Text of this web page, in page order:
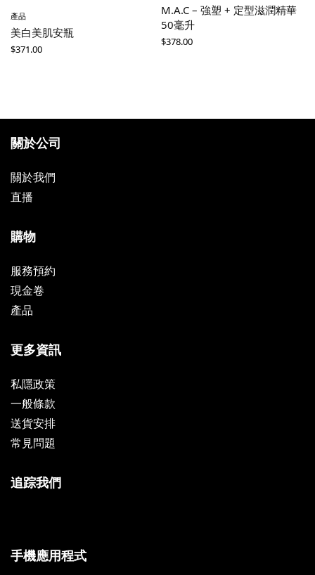
產品
美白美肌安瓶
$371.00
M.A.C – 強塑 + 定型滋潤精華
50毫升
$378.00
關於公司
關於我們
直播
購物
服務預約
現金卷
產品
更多資訊
私隱政策
一般條款
送貨安排
常見問題
追踪我們
手機應用程式